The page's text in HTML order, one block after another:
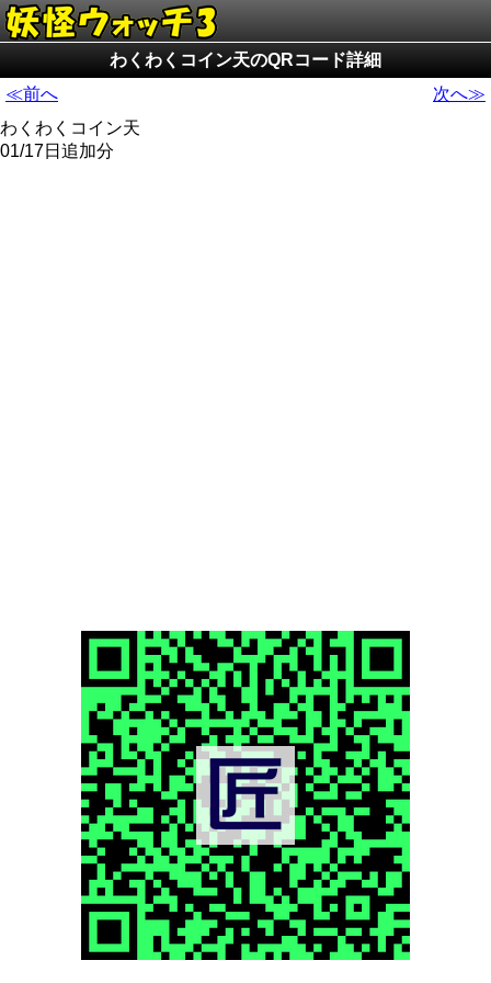
わくわくコイン天のQRコード詳細
≪前へ
次へ≫
わくわくコイン天
01/17日追加分